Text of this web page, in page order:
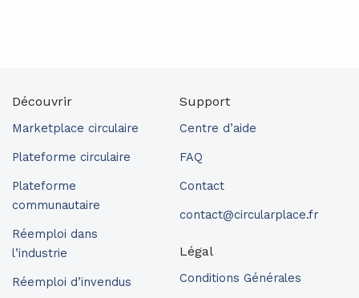
Découvrir
Marketplace circulaire
Plateforme circulaire
Plateforme
communautaire
Réemploi dans
l’industrie
Réemploi d’invendus
Support
Centre d’aide
FAQ
Contact
contact@circularplace.fr
Légal
Conditions Générales